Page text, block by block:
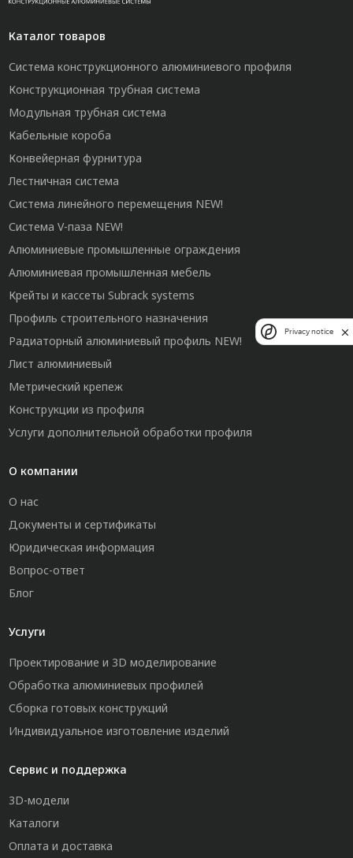
Каталог товаров
Система конструкционного алюминиевого профиля
Конструкционная трубная система
Модульная трубная система
Кабельные короба
Конвейерная фурнитура
Лестничная система
Система линейного перемещения NEW!
Система V-паза NEW!
Алюминиевые промышленные ограждения
Алюминиевая промышленная мебель
Крейты и кассеты Subrack systems
Профиль строительного назначения
Радиаторный алюминиевый профиль NEW!
Лист алюминиевый
Метрический крепеж
Конструкции из профиля
Услуги дополнительной обработки профиля
О компании
О нас
Документы и сертификаты
Юридическая информация
Вопрос-ответ
Блог
Услуги
Проектирование и 3D моделирование
Обработка алюминиевых профилей
Сборка готовых конструкций
Индивидуальное изготовление изделий
Сервис и поддержка
3D-модели
Каталоги
Оплата и доставка
Privacy notice